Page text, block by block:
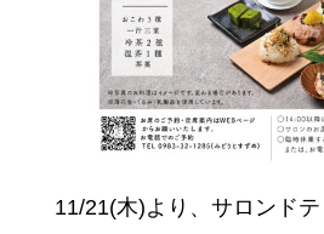
11/21(木)より、サロンド